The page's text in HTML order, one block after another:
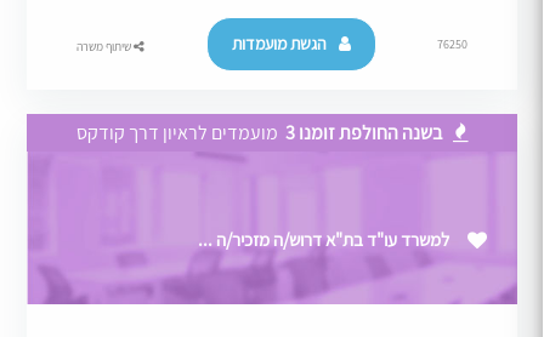
76250 הגשת מועמדות שיתוף משרה
בשנה החולפת זומנו 3 מועמדים לראיון דרך קודקס
למשרד עו"ד בת"א דרוש/ה מזכיר/ה ...